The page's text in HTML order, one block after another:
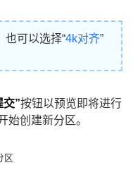
也可以选择“4k对齐”
交”按钮以预览即将进行
始创建新分区。